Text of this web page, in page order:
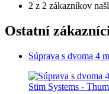
2 z 2 zákazníkov
Ostatní
Súprava s dvoma 4